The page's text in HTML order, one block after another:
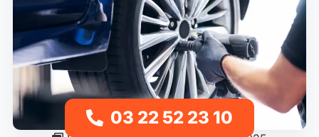
03 22 52 23 10